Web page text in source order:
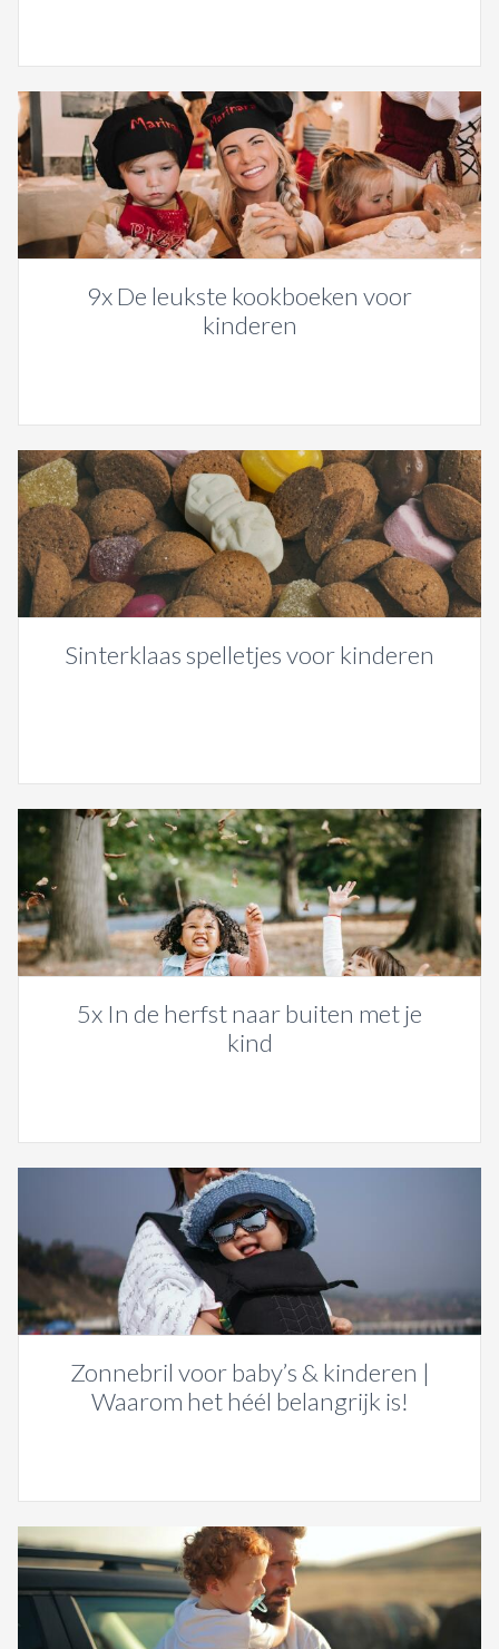
9x De leukste kookboeken voor
kinderen
Sinterklaas spelletjes voor kinderen
5x In de herfst naar buiten met je
kind
Zonnebril voor baby’s & kinderen |
Waarom het héél belangrijk is!